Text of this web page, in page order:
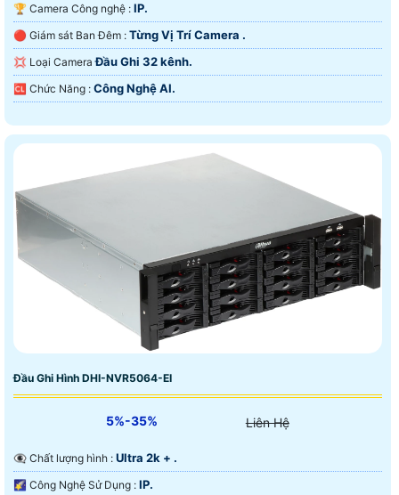
🏆 Camera Công nghệ : IP.
🔴 Giám sát Ban Đêm : Từng Vị Trí Camera .
💢 Loại CameraĐầu Ghi 32 kênh.
️🆑 Chức Năng : Công Nghệ AI.
Đầu Ghi Hình DHI-NVR5064-EI
5%-35% Liên Hệ
👁️‍🗨 Chất lượng hình : Ultra 2k + .
🌠 Công Nghệ Sử Dụng : IP.